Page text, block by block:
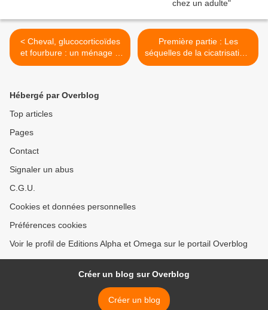
< Cheval, glucocorticoïdes
et fourbure : un ménage à
trois
Première partie : Les
séquelles de la cicatrisation,
les adhérences et cicatrices
Hébergé par Overblog
Top articles
Pages
Contact
Signaler un abus
C.G.U.
Cookies et données personnelles
Préférences cookies
Voir le profil de Editions Alpha et Omega sur le portail Overblog
Créer un blog sur Overblog
Créer un blog